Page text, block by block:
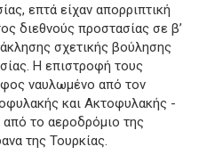
επτά είχαν απορριπτική
διεθνούς προστασίας σε β’
σχετικής βούλησης
Η επιστροφή τους
ναυλωμένο από τον
και Ακτοφυλακής -
το αεροδρόμιο της
της Τουρκίας.